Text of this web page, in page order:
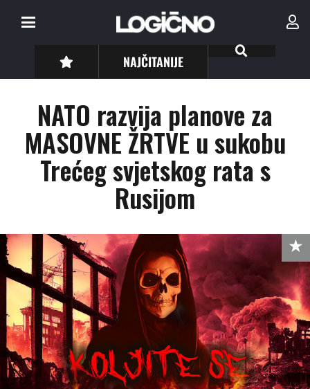
NAJČITANIJE
NATO razvija planove za
MASOVNE ŽRTVE u sukobu
Trećeg svjetskog rata s
Rusijom